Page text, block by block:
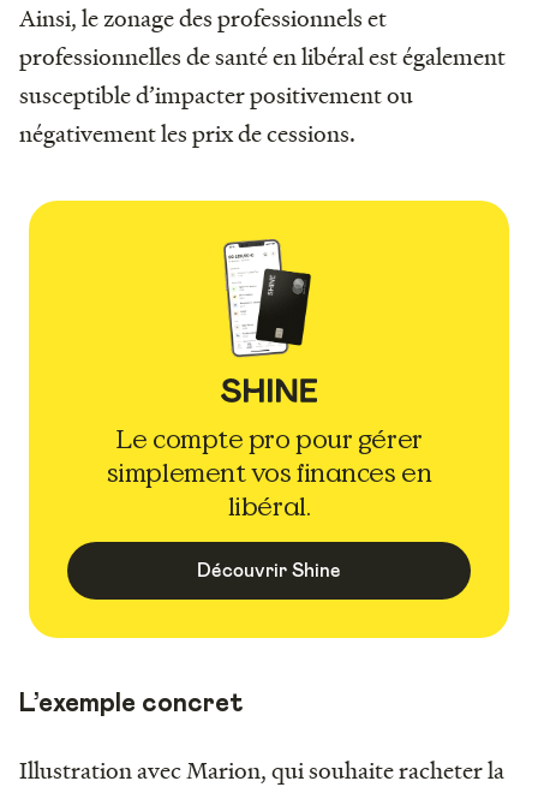
Ainsi, le zonage des professionnels et
professionnelles de santé en libéral est également
susceptible d’impacter positivement ou
négativement les prix de cessions.
Le compte pro pour gérer
simplement vos finances en
libéral.
Découvrir Shine
L’exemple concret
Illustration avec Marion, qui souhaite racheter la